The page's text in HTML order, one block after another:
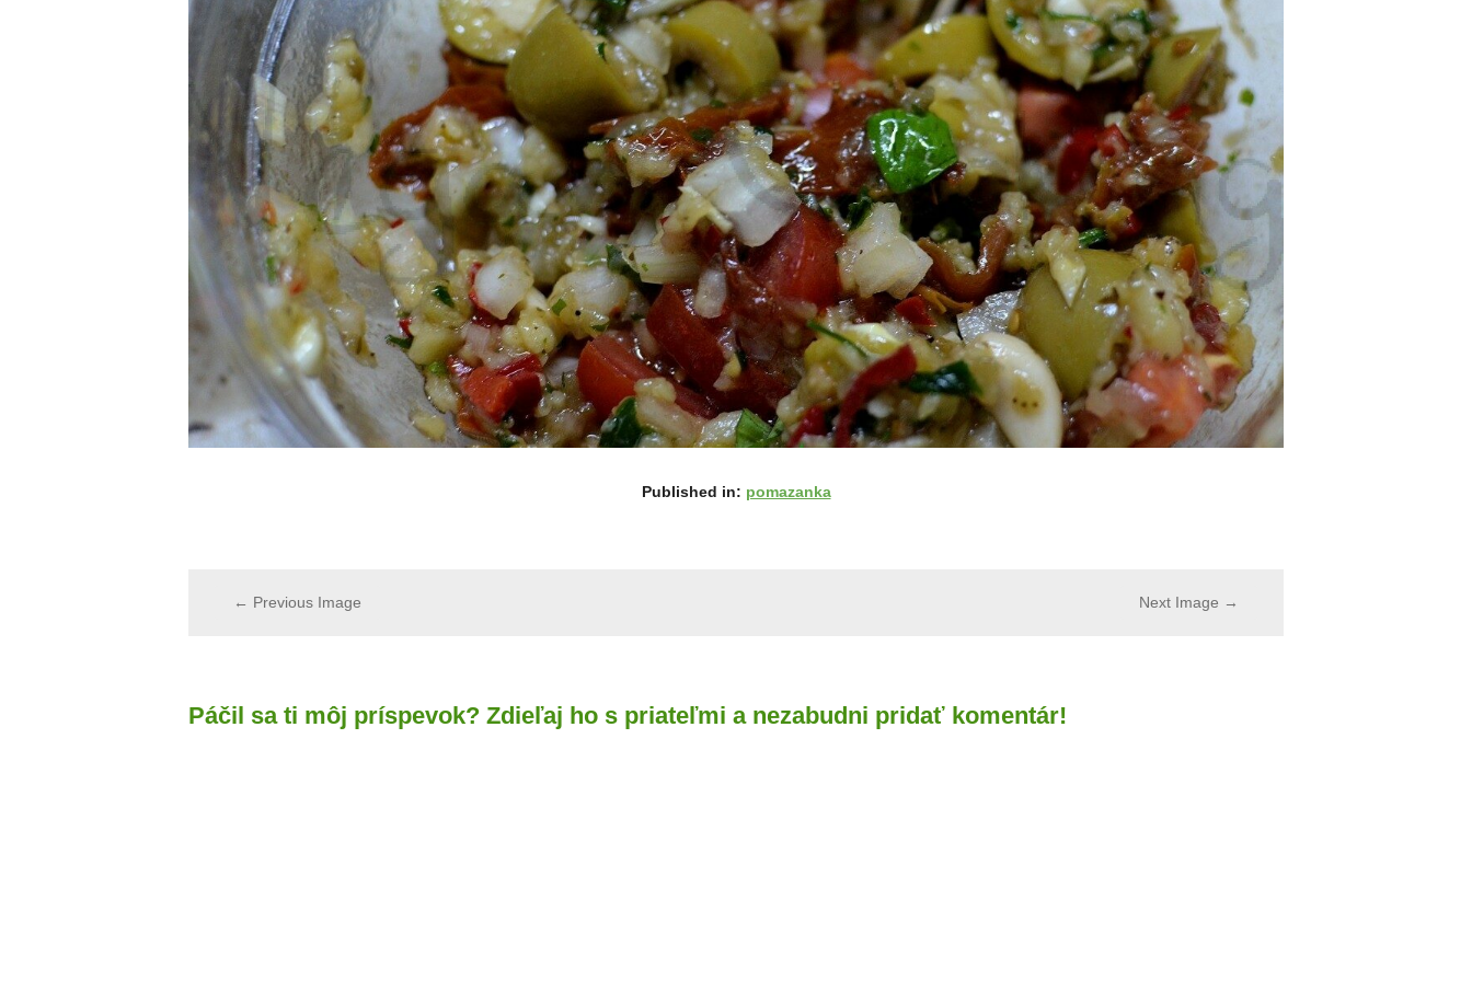
Published in: pomazanka
← Previous Image Next Image →
Páčil sa ti môj príspevok? Zdieľaj ho s priateľmi a nezabudni pridať komentár!